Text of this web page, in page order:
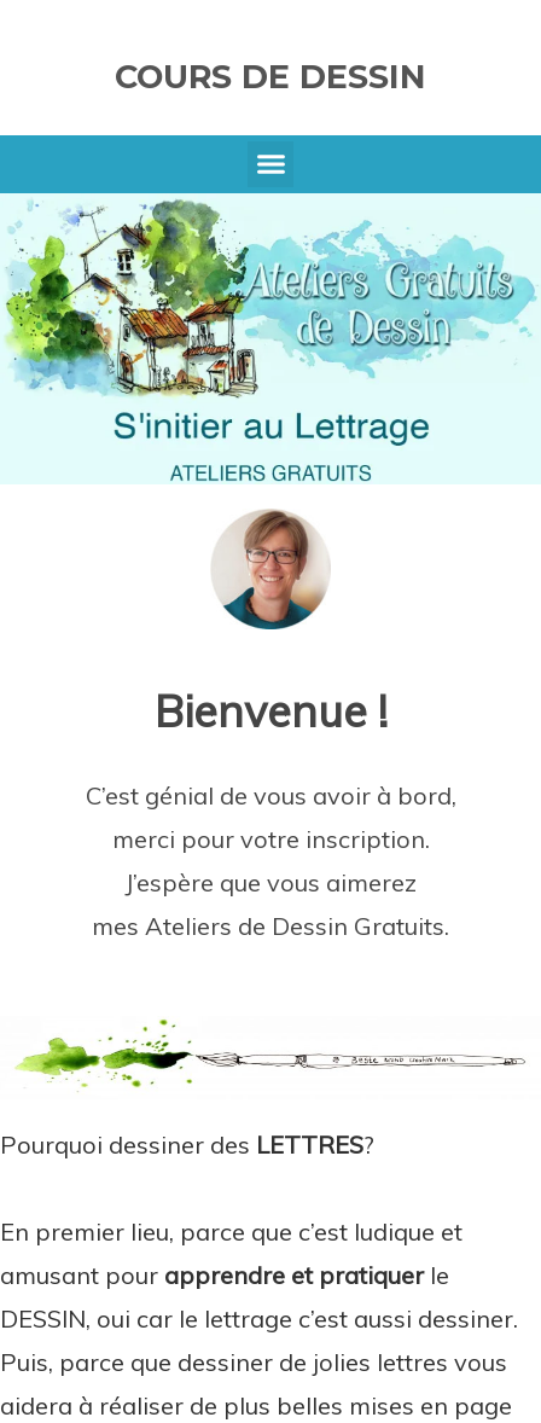
COURS DE DESSIN
Bienvenue !
C’est génial de vous avoir à bord,
merci pour votre inscription.
J’espère que vous aimerez
mes Ateliers de Dessin Gratuits.
Pourquoi dessiner des LETTRES?
En premier lieu, parce que c’est ludique et
amusant pour apprendre et pratiquerle
DESSIN, oui car le lettrage c’est aussi dessiner.
Puis, parce que dessiner de jolies lettres vous
aidera à réaliser de plus belles mises en page